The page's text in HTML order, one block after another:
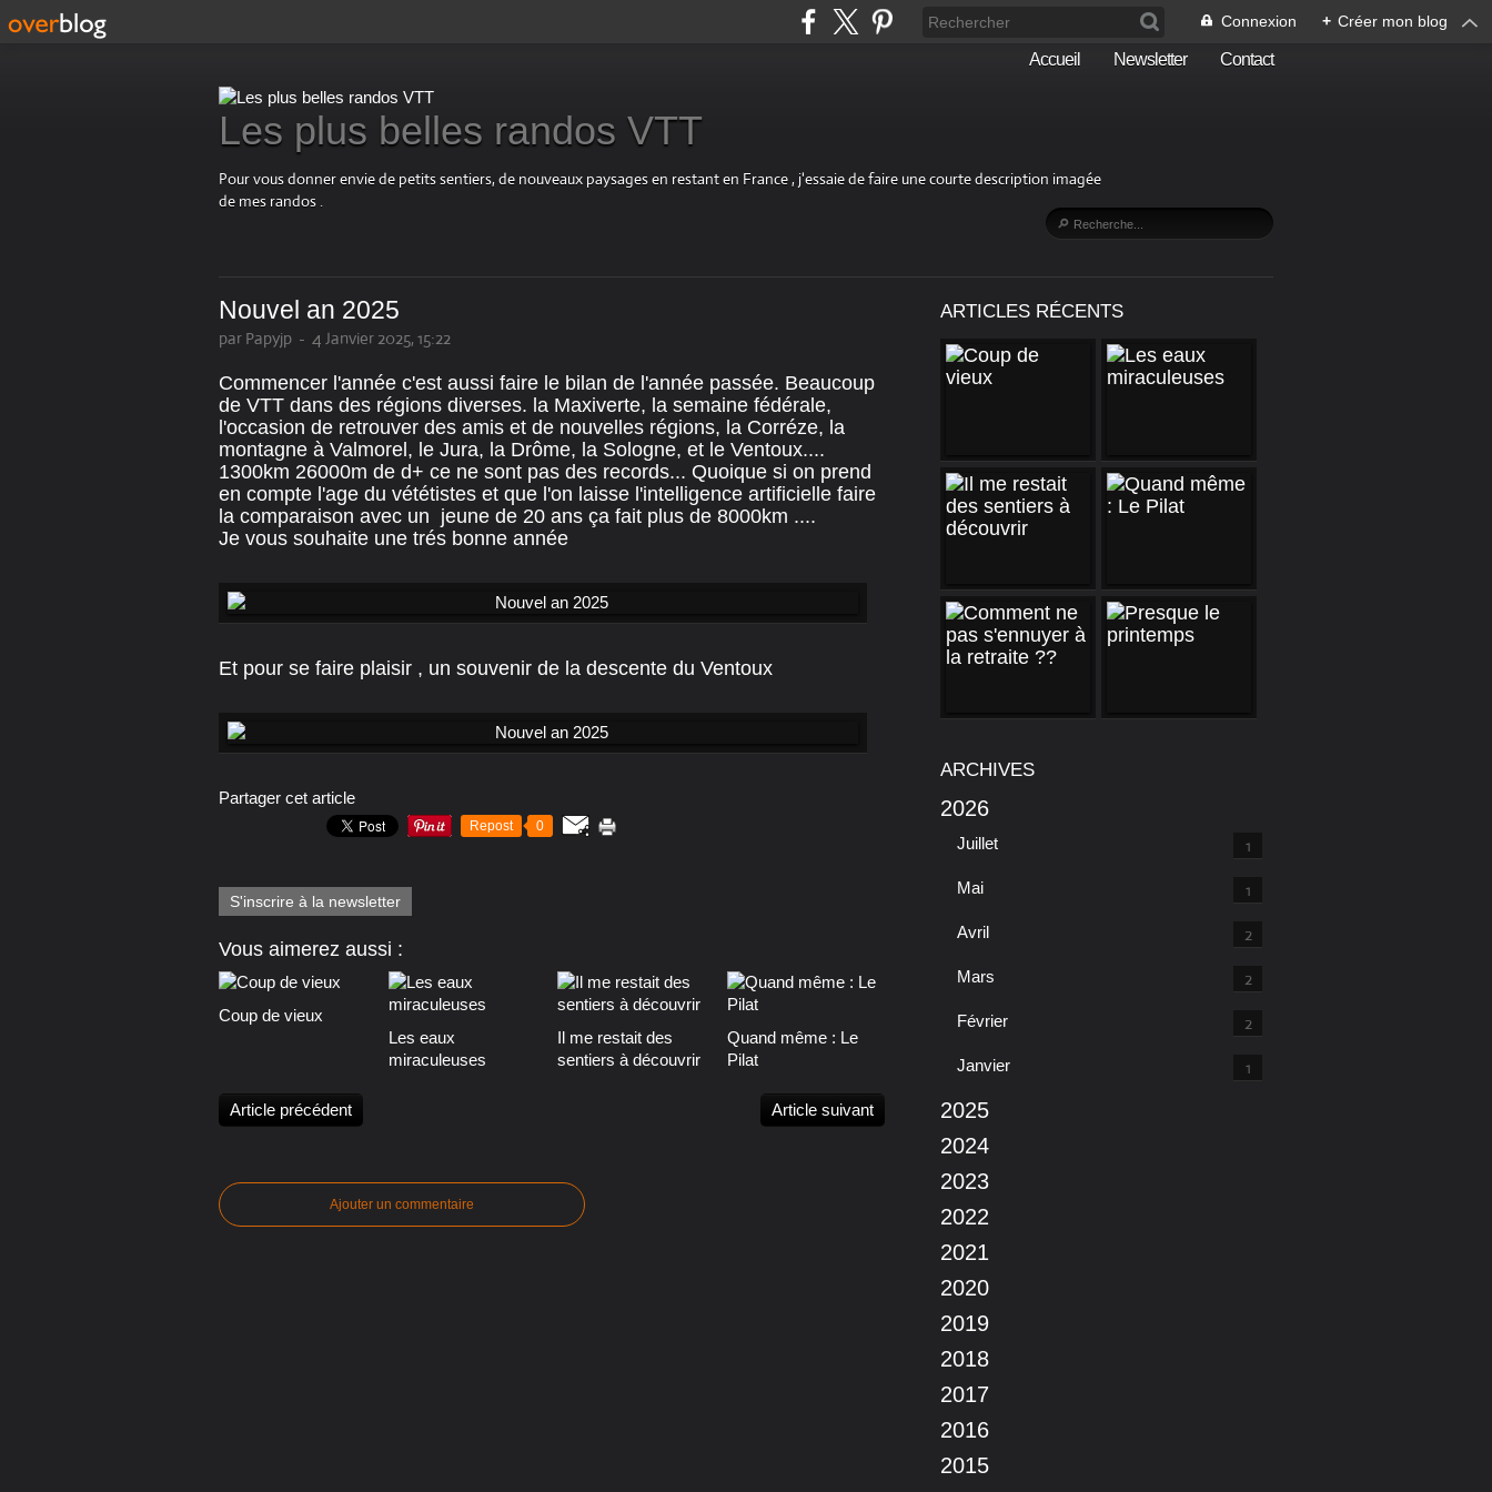
Connexion + Créer mon blog
Accueil Newsletter Contact
Les plus belles randos VTT
Pour vous donner envie de petits sentiers, de nouveaux paysages en restant en France , j'essaie de faire une courte description imagée
de mes randos .
Nouvel an 2025
par Papyjp - 4 Janvier 2025, 15:22
Commencer l'année c'est aussi faire le bilan de l'année passée. Beaucoup
de VTT dans des régions diverses. la Maxiverte, la semaine fédérale,
l'occasion de retrouver des amis et de nouvelles régions, la Corréze, la
montagne à Valmorel, le Jura, la Drôme, la Sologne, et le Ventoux....
1300km 26000m de d+ ce ne sont pas des records... Quoique si on prend
en compte l'age du vététistes et que l'on laisse l'intelligence artificielle faire
la comparaison avec un jeune de 20 ans ça fait plus de 8000km ....
Je vous souhaite une trés bonne année
Et pour se faire plaisir , un souvenir de la descente du Ventoux
Partager cet article
Repost 0
S'inscrire à la newsletter
Vous aimerez aussi :
Coup de vieux
Les eaux
miraculeuses
Il me restait des
sentiers à découvrir
Quand même : Le
Pilat
Article précédent Article suivant
Ajouter un commentaire
ARTICLES RÉCENTS
ARCHIVES
2026
Juillet 1
Mai 1
Avril 2
Mars 2
Février 2
Janvier 1
2025
2024
2023
2022
2021
2020
2019
2018
2017
2016
2015